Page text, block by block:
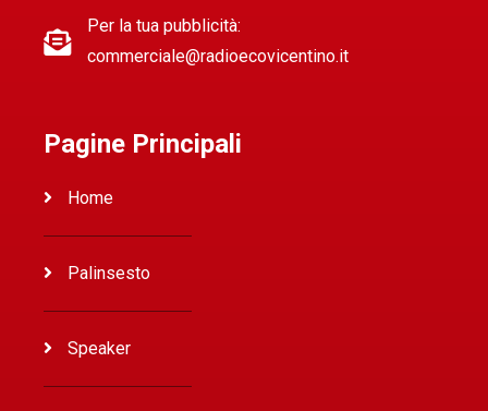
Per la tua pubblicità:
commerciale@radioecovicentino.it
Pagine Principali
Home
Palinsesto
Speaker